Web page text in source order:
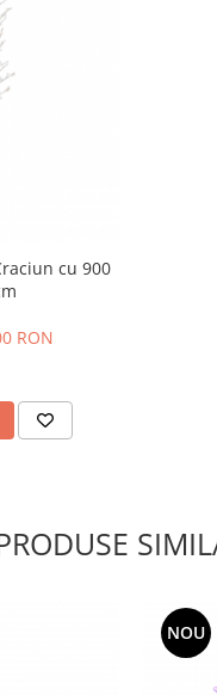
cu 900
RON
NOU